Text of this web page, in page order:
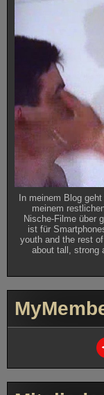
In meinem Blog
meinem
Nische-Filme über
ist für
youth and the rest
about tall, strong